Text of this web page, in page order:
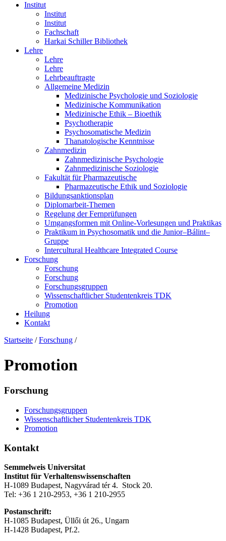
Institut
Institut
Institut
Fachschaft
Harkai Schiller Bibliothek
Lehre
Lehre
Lehre
Lehrbeauftragte
Allgemeine Medizin
Medizinische Psychologie und Soziologie
Medizinische Kommunikation
Medizinische Ethik – Bioethik
Psychotherapie
Psychosomatische Medizin
Thanatologische Kenntnisse
Zahnmedizin
Zahnmedizinische Psychologie
Zahnmedizinische Soziologie
Fakultät für Pharmazeutische
Pharmazeutische Ethik und Soziologie
Bildungsanktionsplan
Diplomarbeit-Themen
Regelung der Fernprüfungen
Umgangsformen mit Online-Vorlesungen und Praktikas
Praktikum in Psychosomatik und die Junior–Bálint–
Gruppe
Intercultural Healthcare Integrated Course
Forschung
Forschung
Forschung
Forschungsgruppen
Wissenschaftlicher Studentenkreis TDK
Promotion
Heilung
Kontakt
Startseite / Forschung /
Promotion
Forschung
Forschungsgruppen
Wissenschaftlicher Studentenkreis TDK
Promotion
Kontakt
Semmelweis Universitat
Institut für Verhaltenswissenschaften
H-1089 Budapest, Nagyvárad tér 4. Stock 20.
Tel: +36 1 210-2953, +36 1 210-2955
Postanschrift:
H-1085 Budapest, Üllői út 26., Ungarn
H-1428 Budapest, Pf.2.